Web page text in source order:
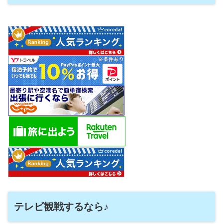
テレビ観戦するなら♪